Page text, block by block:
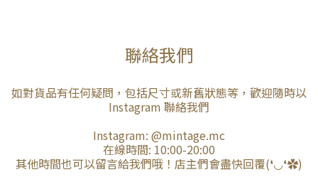
聯絡我們
如對貨品有任何疑問，包括尺寸或新舊狀態等，歡迎隨時以
Instagram 聯絡我們
Instagram: @mintage.mc
在線時間: 10:00-20:00
其他時間也可以留言給我們哦！店主們會盡快回覆(❛◡❛✿)